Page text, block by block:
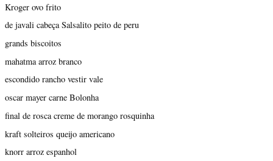
Kroger ovo frito
de javali cabeça Salsalito peito de peru
grands biscoitos
mahatma arroz branco
escondido rancho vestir vale
oscar mayer carne Bolonha
final de rosca creme de morango rosquinha
kraft solteiros queijo americano
knorr arroz espanhol